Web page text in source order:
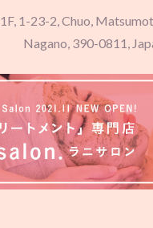
1F, 1-23-2, Chuo,
Nagano, 390-0811,